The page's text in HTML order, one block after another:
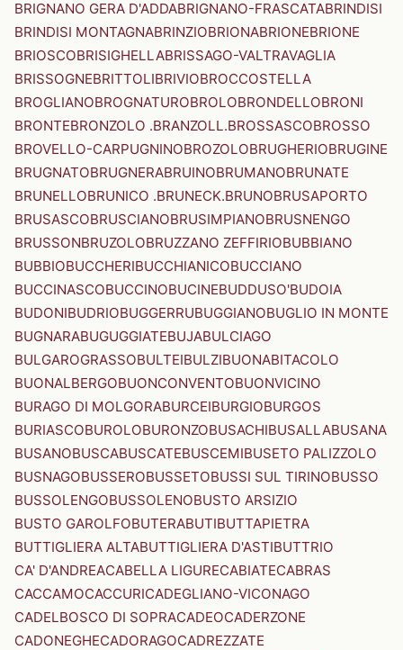
BRIGNANO GERA D'ADDABRIGNANO-FRASCATABRINDISI
BRINDISI MONTAGNABRINZIOBRIONABRIONEBRIONE
BRIOSCOBRISIGHELLABRISSAGO-VALTRAVAGLIA
BRISSOGNEBRITTOLIBRIVIOBROCCOSTELLA
BROGLIANOBROGNATUROBROLOBRONDELLOBRONI
BRONTEBRONZOLO .BRANZOLL.BROSSASCOBROSSO
BROVELLO-CARPUGNINOBROZOLOBRUGHERIOBRUGINE
BRUGNATOBRUGNERABRUINOBRUMANOBRUNATE
BRUNELLOBRUNICO .BRUNECK.BRUNOBRUSAPORTO
BRUSASCOBRUSCIANOBRUSIMPIANOBRUSNENGO
BRUSSONBRUZOLOBRUZZANO ZEFFIRIOBUBBIANO
BUBBIOBUCCHERIBUCCHIANICOBUCCIANO
BUCCINASCOBUCCINOBUCINEBUDDUSO'BUDOIA
BUDONIBUDRIOBUGGERRUBUGGIANOBUGLIO IN MONTE
BUGNARABUGUGGIATEBUJABULCIAGO
BULGAROGRASSOBULTEIBULZIBUONABITACOLO
BUONALBERGOBUONCONVENTOBUONVICINO
BURAGO DI MOLGORABURCEIBURGIOBURGOS
BURIASCOBUROLOBURONZOBUSACHIBUSALLABUSANA
BUSANOBUSCABUSCATEBUSCEMIBUSETO PALIZZOLO
BUSNAGOBUSSEROBUSSETOBUSSI SUL TIRINOBUSSO
BUSSOLENGOBUSSOLENOBUSTO ARSIZIO
BUSTO GAROLFOBUTERABUTIBUTTAPIETRA
BUTTIGLIERA ALTABUTTIGLIERA D'ASTIBUTTRIO
CA' D'ANDREACABELLA LIGURECABIATECABRAS
CACCAMOCACCURICADEGLIANO-VICONAGO
CADELBOSCO DI SOPRACADEOCADERZONE
CADONEGHECADORAGOCADREZZATE